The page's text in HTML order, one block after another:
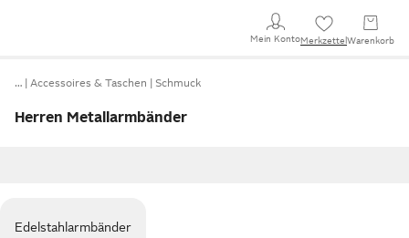
Mein KontoMerkzettel Warenkorb
… Accessoires & Taschen Schmuck
Herren Metallarmbänder
Edelstahlarmbänder